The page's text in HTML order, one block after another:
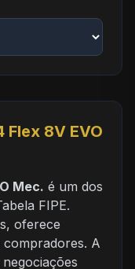
Flex 8V EVO
Mec. é um dos
FIPE.
oferece
A